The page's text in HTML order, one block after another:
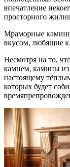
впечатление
просторного
Мраморные
вкусом, любящие
Несмотря на то,
камнем, камины из
настоящему
которых будет